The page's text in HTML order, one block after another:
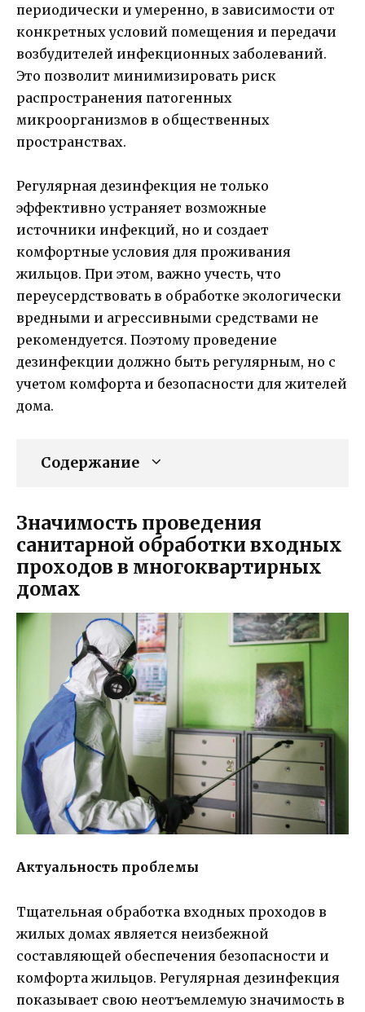
периодически и умеренно, в зависимости от
конкретных условий помещения и передачи
возбудителей инфекционных заболеваний.
Это позволит минимизировать риск
распространения патогенных
микроорганизмов в общественных
пространствах.
Регулярная дезинфекция не только
эффективно устраняет возможные
источники инфекций, но и создает
комфортные условия для проживания
жильцов. При этом, важно учесть, что
переусердствовать в обработке экологически
вредными и агрессивными средствами не
рекомендуется. Поэтому проведение
дезинфекции должно быть регулярным, но с
учетом комфорта и безопасности для жителей
дома.
Содержание
Значимость проведения
санитарной обработки входных
проходов в многоквартирных
домах
Актуальность проблемы
Тщательная обработка входных проходов в
жилых домах является неизбежной
составляющей обеспечения безопасности и
комфорта жильцов. Регулярная дезинфекция
показывает свою неотъемлемую значимость в